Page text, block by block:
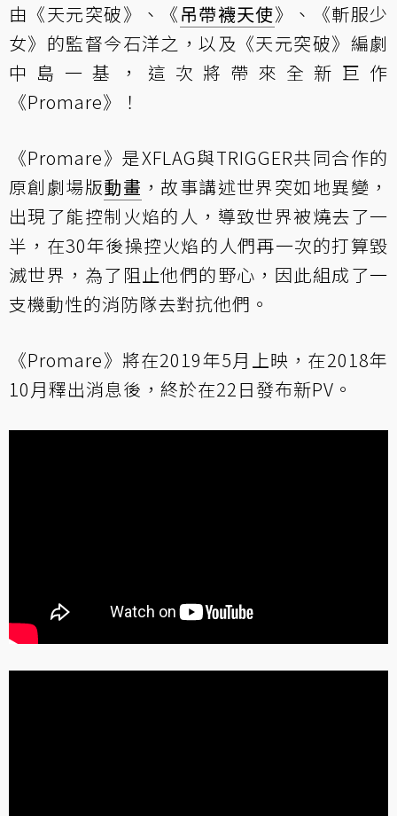
由《天元突破》、《吊帶襪天使》、《斬服少
女》的監督今石洋之，以及《天元突破》編劇
中島一基，這次將帶來全新巨作
《Promare》！
《Promare》是XFLAG與TRIGGER共同合作的
原創劇場版動畫 ，故事講述世界突如地異變，
出現了能控制火焰的人，導致世界被燒去了一
半，在30年後操控火焰的人們再一次的打算毀
滅世界，為了阻止他們的野心，因此組成了一
支機動性的消防隊去對抗他們。
《Promare》將在2019年5月上映，在2018年
10月釋出消息後，終於在22日發布新PV。